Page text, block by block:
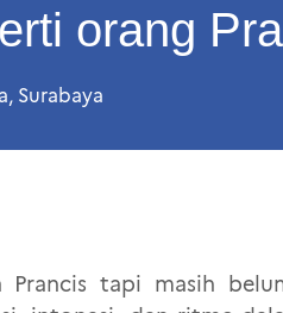
orang
, Surabaya
Prancis tapi masih